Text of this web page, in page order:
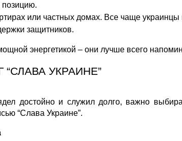
или частных домах. Все чаще
защитников.
энергетикой – они лучше всего
“СЛАВА УКРАИНЕ”
достойно и служил долго, важно
“Слава Украине”.